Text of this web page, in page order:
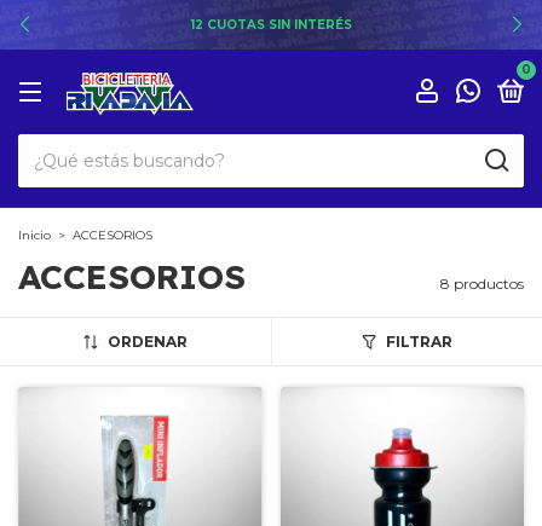
12 CUOTAS SIN INTERÉS
0
Inicio > ACCESORIOS
ACCESORIOS 8 productos
ORDENAR FILTRAR